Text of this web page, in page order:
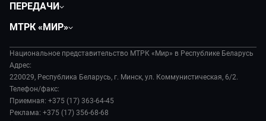
Экономика
Происшествия
Наука и технологии
Здоровье и медицина
Авто
Культура
ПЕРЕДАЧИ
Все как у людей
Вместе выгодно
Евразия. Культурно
Евразия. Регионы
МТРК «МИР»
История
Руководство
Лица мира
Новости
Национальное представительство МТРК «Мир» в Республике Беларусь
Адрес:
220029, Республика Беларусь, г. Минск, ул. Коммунистическая, 6/2.
Телефон/факс:
Приемная: +375 (17) 363-64-45
Реклама: +375 (17) 356-68-68